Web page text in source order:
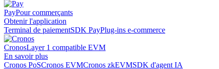
PayPour commerçants
Obtenir l'application
Terminal de paiementSDK PayPlug-ins e-commerce
CronosLayer 1 compatible EVM
En savoir plus
Cronos PoSCronos EVMCronos zkEVMSDK d'agent IA